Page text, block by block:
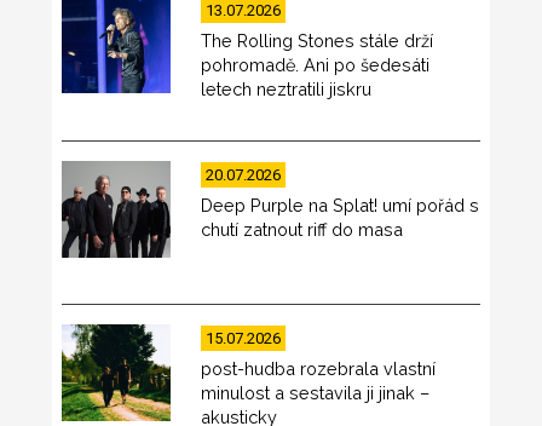
13.07.2026
The Rolling Stones stále drží
pohromadě. Ani po šedesáti
letech neztratili jiskru
20.07.2026
Deep Purple na Splat! umí pořád s
chutí zatnout riff do masa
15.07.2026
post-hudba rozebrala vlastní
minulost a sestavila ji jinak –
akusticky